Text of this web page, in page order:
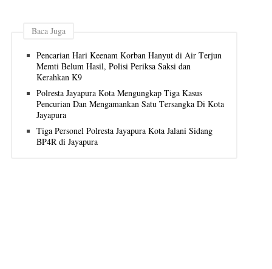
Baca Juga
Pencarian Hari Keenam Korban Hanyut di Air Terjun
Memti Belum Hasil, Polisi Periksa Saksi dan
Kerahkan K9
Polresta Jayapura Kota Mengungkap Tiga Kasus
Pencurian Dan Mengamankan Satu Tersangka Di Kota
Jayapura
Tiga Personel Polresta Jayapura Kota Jalani Sidang
BP4R di Jayapura